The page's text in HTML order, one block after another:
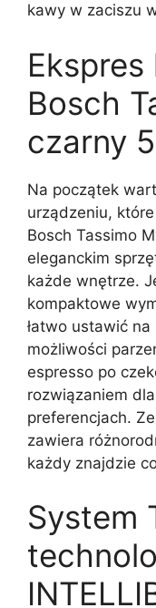
kawy w zaciszu
Ekspres
Bosch
czarny
Na początek
urządzeniu,
Bosch Tassimo
eleganckim
każde wnętrze.
kompaktowe
łatwo ustawić
możliwości
espresso po
rozwiązaniem
preferencjach.
zawiera
każdy znajdzie
System